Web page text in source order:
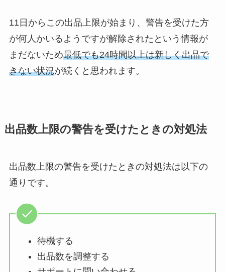
11日からこの出品上限が始まり、警告を受けた方
が何人かいるようですが解除されたという情報が
まだないため最低でも24時間以上は新しく出品で
きない状況が続くと思われます。
出品数上限の警告を受けたときの対処法
出品数上限の警告を受けたときの対処法は以下の
通りです。
待機する
出品数を調整する